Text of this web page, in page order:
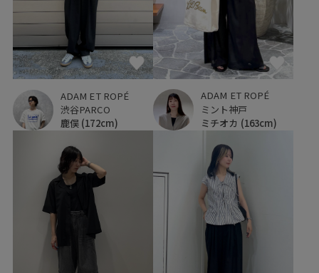
ADAM ET ROPÉ
渋谷PARCO
鹿俣 (172cm)
ADAM ET ROPÉ
ミント神戸
ミチオカ (163cm)